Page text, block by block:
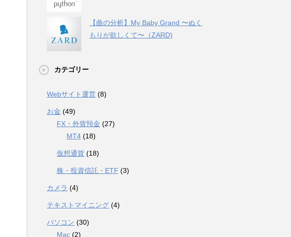
【曲の分析】My Baby Grand 〜ぬく
もりが欲しくて〜（ZARD)
カテゴリー
Webサイト運営 (8)
お金 (49)
FX・外貨預金 (27)
MT4 (18)
仮想通貨 (18)
株・投資信託・ETF (3)
カメラ (4)
テキストマイニング (4)
パソコン (30)
Mac (2)